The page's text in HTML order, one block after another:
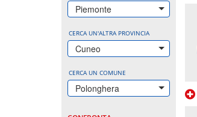
Piemonte
CERCA UN'ALTRA PROVINCIA
Cuneo
CERCA UN COMUNE
Polonghera